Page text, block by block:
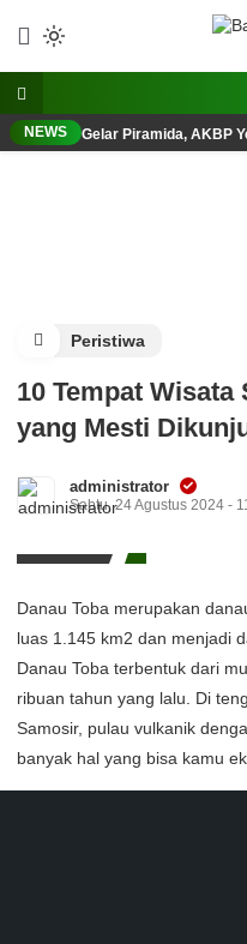
NEWS Gelar Piramida, AKBP
Peristiwa
10 Tempat Wisata
yang Mesti
administrator
Sabtu, 24 Agustus 2024 -
Danau Toba merupakan
luas 1.145 km2 dan menjadi
Danau Toba terbentuk dari
ribuan tahun yang lalu. Di
Samosir, pulau vulkanik
banyak hal yang bisa kamu